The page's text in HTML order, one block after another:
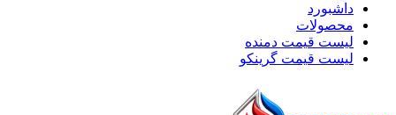
داشبورد
محصولات
لیست قیمت دمنده
لیست قیمت گرینکو